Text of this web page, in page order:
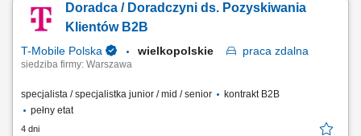
Przygotowywanie zamówień i monitorowanie ich realizacji. Dbanie o
prawidłową prezentację produktów oraz dostępność asortymentu.
Doradca / Doradczyni ds. Pozyskiwania
Klientów B2B
T-Mobile Polska wielkopolskie praca zdalna
siedziba firmy: Warszawa
specjalista / specjalistka junior / mid / senior
kontrakt B2B
pełny etat
4 dni